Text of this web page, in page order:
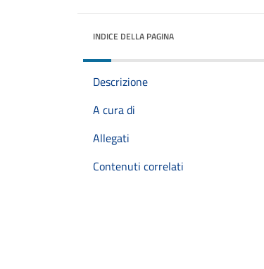
INDICE DELLA PAGINA
Descrizione
A cura di
Allegati
Contenuti correlati